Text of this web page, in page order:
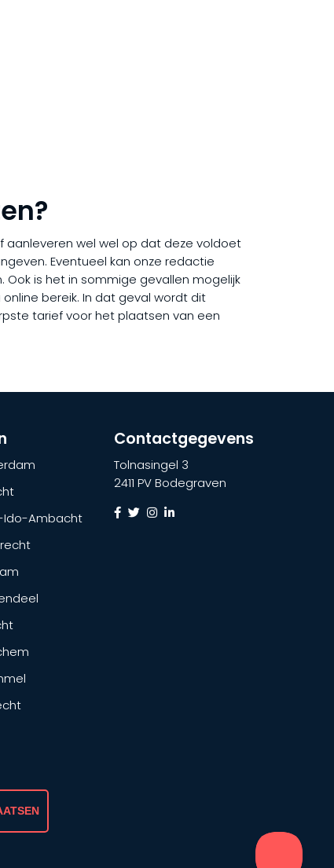
aanleveren wel wel op dat deze voldoet
Eventueel kan onze redactie
is het in sommige gevallen mogelijk
bereik. In dat geval wordt dit
tarief voor het plaatsen van een
Ido-Ambacht
Contactgegevens
Tolnasingel 3
2411 PV Bodegraven